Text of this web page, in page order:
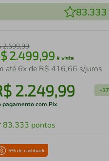
83.333
2.699,99
2.499,99 à vista
até 6x de R$ 416,66 s/juros
2.249,99 -
pagamento com Pix
83.333 pontos
5% de cashback